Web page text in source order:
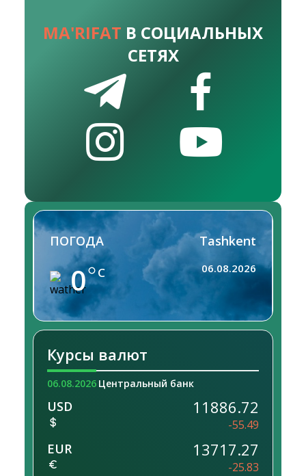
MA'RIFAT В СОЦИАЛЬНЫХ
СЕТЯХ
ПОГОДА
0 C
Tashkent
06.08.2026
Курсы валют
06.08.2026 Центральный банк
USD 11886.72
-55.49
EUR 13717.27
-25.83